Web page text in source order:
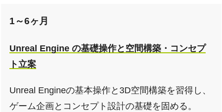
1～6ヶ月
Unreal Engine の基礎操作と空間構築・コンセプ
ト立案
Unreal Engineの基本操作と3D空間構築を習得し、
ゲーム企画とコンセプト設計の基礎を固める。